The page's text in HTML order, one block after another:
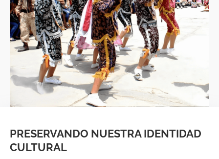
PRESERVANDO NUESTRA IDENTIDAD
CULTURAL